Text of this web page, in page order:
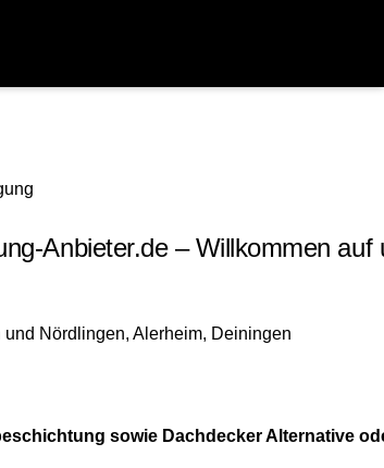
Anbieter.de – Willkommen auf
sowie Dachdecker Alternative